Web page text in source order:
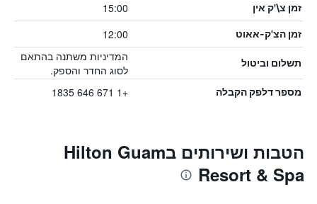
זמן צ\'ק אין 15:00
זמן הצ'ק-אאוט 12:00
תשלום וביטול
המדיניות משתנה בהתאם
לסוג החדר והספק.
מספר דלפק הקבלה +1 671 646 1835
הטבות ושירותים בHilton Guam
Resort & Spa